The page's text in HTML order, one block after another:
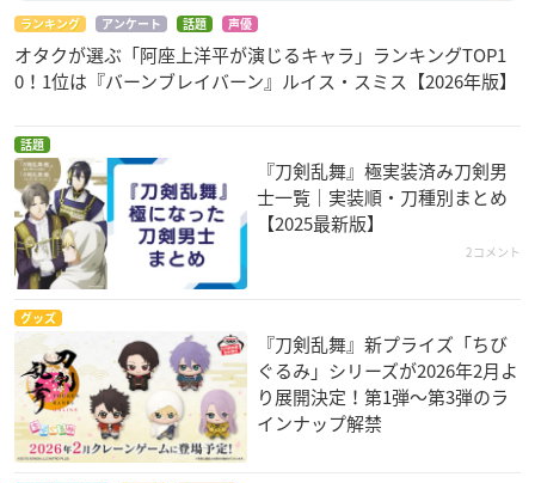
ランキング アンケート 話題 声優
オタクが選ぶ「阿座上洋平が演じるキャラ」ランキングTOP1
0！1位は『バーンブレイバーン』ルイス・スミス【2026年版】
話題
『刀剣乱舞』極実装済み刀剣男
士一覧｜実装順・刀種別まとめ
【2025最新版】
2コメント
グッズ
『刀剣乱舞』新プライズ「ちび
ぐるみ」シリーズが2026年2月よ
り展開決定！第1弾〜第3弾のラ
インナップ解禁